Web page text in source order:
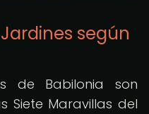
según
de Babilonia son
Siete Maravillas del